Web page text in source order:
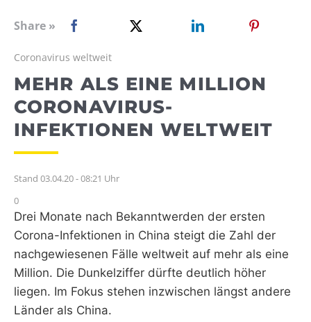
WEBRADIO
Share »
Coronavirus weltweit
MEHR ALS EINE MILLION
CORONAVIRUS-
INFEKTIONEN WELTWEIT
Stand 03.04.20 - 08:21 Uhr
0
Drei Monate nach Bekanntwerden der ersten
Corona-Infektionen in China steigt die Zahl der
nachgewiesenen Fälle weltweit auf mehr als eine
Million. Die Dunkelziffer dürfte deutlich höher
liegen. Im Fokus stehen inzwischen längst andere
Länder als China.